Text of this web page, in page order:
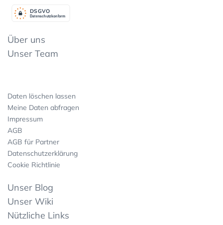
Datenschutzkonform
DSGVO
Über uns
Unser Team
Daten löschen lassen
Meine Daten abfragen
Impressum
AGB
AGB für Partner
Datenschutzerklärung
Cookie Richtlinie
Unser Blog
Unser Wiki
Nützliche Links